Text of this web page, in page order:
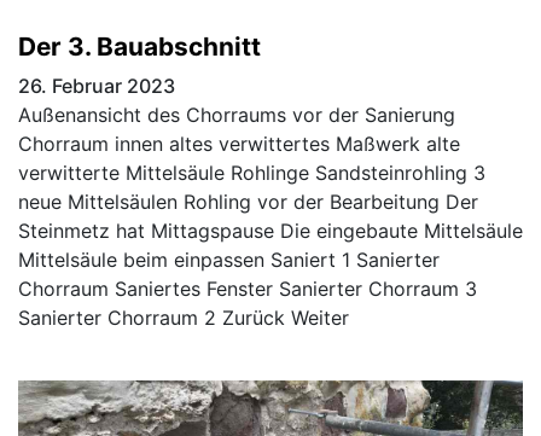
Der 3. Bauabschnitt
26. Februar 2023
Außenansicht des Chorraums vor der Sanierung
Chorraum innen altes verwittertes Maßwerk alte
verwitterte Mittelsäule Rohlinge Sandsteinrohling 3
neue Mittelsäulen Rohling vor der Bearbeitung Der
Steinmetz hat Mittagspause Die eingebaute Mittelsäule
Mittelsäule beim einpassen Saniert 1 Sanierter
Chorraum Saniertes Fenster Sanierter Chorraum 3
Sanierter Chorraum 2 Zurück Weiter